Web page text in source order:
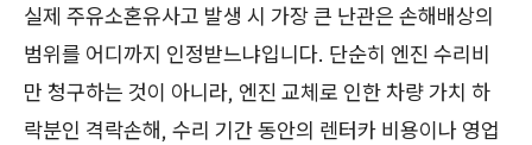
실제 주유소혼유사고 발생 시 가장 큰 난관은 손해배상의
범위를 어디까지 인정받느냐입니다. 단순히 엔진 수리비
만 청구하는 것이 아니라, 엔진 교체로 인한 차량 가치 하
락분인 격락손해, 수리 기간 동안의 렌터카 비용이나 영업